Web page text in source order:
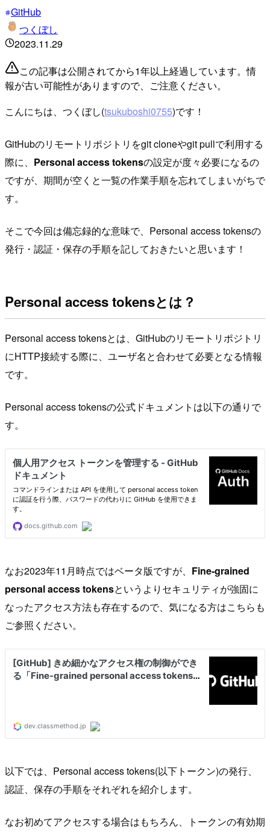
GitHub
つくぼし
2023.11.29
この記事は公開されてから1年以上経過しています。情
報が古い可能性がありますので、ご注意ください。
こんにちは、つくぼし(tsukuboshi0755)です！
GitHubのリモートリポジトリをgit cloneやgit pullで利用する
際に、 Personal access tokensの設定が度々必要になるの
ですが、期間が空くと一覧の作業手順を忘れてしまいがちで
す。
そこで今回は備忘録的な意味で、Personal access tokensの
発行・認証・保存の手順を記しておきたいと思います！
Personal access tokensとは？
Personal access tokensとは、GitHubのリモートリポジトリ
にHTTP接続する際に、ユーザ名と合わせて必要となる情報
です。
Personal access tokensの公式ドキュメントは以下の通りで
す。
なお2023年11月時点ではベータ版ですが、 Fine-grained
personal access tokensというよりセキュリティが強固に
なったアクセス方法も存在するので、気になる方はこちらも
ご参照ください。
以下では、Personal access tokens(以下トークン)の発行、
認証、保存の手順をそれぞれを紹介します。
なお初めてアクセスする場合はもちろん、トークンの有効期